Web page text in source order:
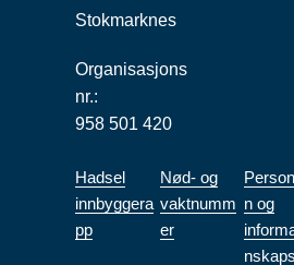
Stokmarknes
Organisasjons
nr.:
958 501 420
Hadsel
innbyggera
pp
Nød- og
vaktnumm
er
n og